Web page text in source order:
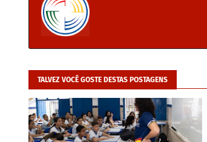
TALVEZ VOCÊ GOSTE DESTAS POSTAGENS